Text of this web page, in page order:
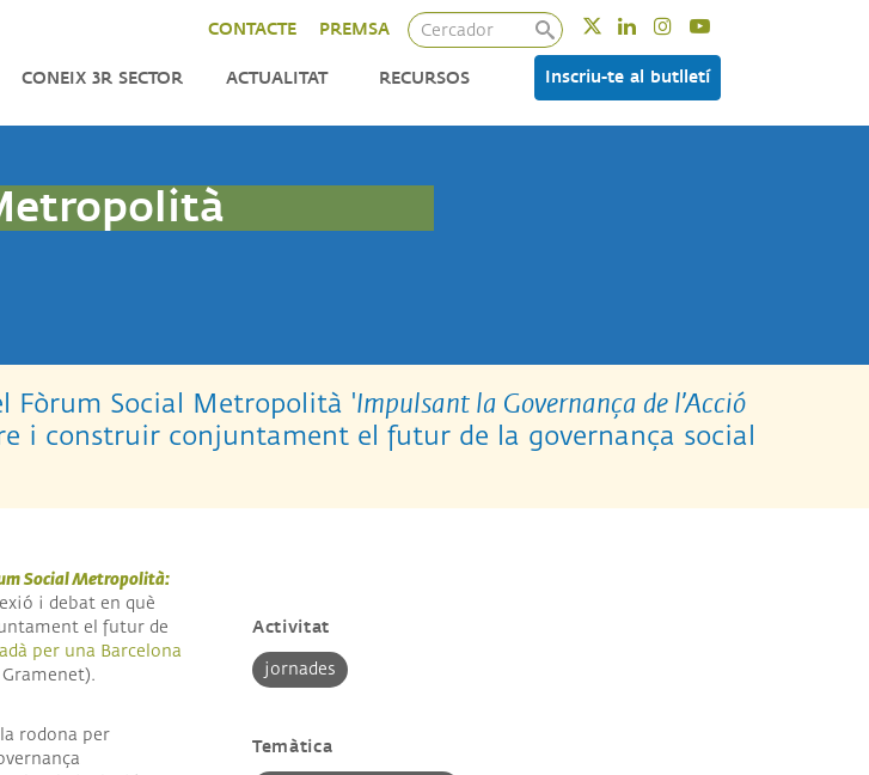
TwitterLinkedinInstagram
Cercador
CONTACTE PREMSA
CONEIX 3R SECTOR ACTUALITAT
AGENDA
BUTLLETÍ
RECURSOS Inscriu-te al butlletí
Fòrum Social Metropolità 'Impulsant la Governança de l’Acció
i construir conjuntament el futur de la governança social
Social Metropolità:
i debat en què
el futur de
per una Barcelona
Gramenet).
rodona per
Activitat
jornades
Temàtica